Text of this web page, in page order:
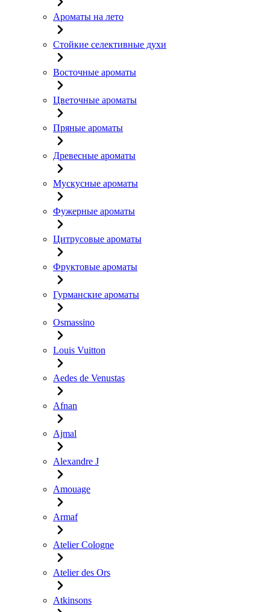
Ароматы на лето
Стойкие селективные духи
Восточные ароматы
Цветочные ароматы
Пряные ароматы
Древесные ароматы
Мускусные ароматы
Фужерные ароматы
Цитрусовые ароматы
Фруктовые ароматы
Гурманские ароматы
Osmassino
Louis Vuitton
Aedes de Venustas
Afnan
Ajmal
Alexandre J
Amouage
Armaf
Atelier Cologne
Atelier des Ors
Atkinsons